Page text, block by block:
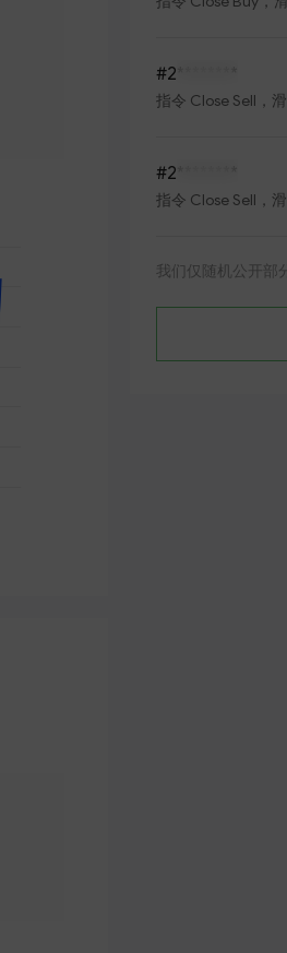
#2
指令 Close Sell ，
#2
指令 Close Sell ，
我们仅随机公开部